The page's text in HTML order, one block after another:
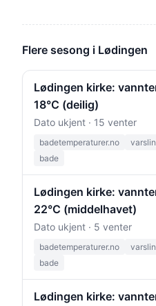
Flere sesong i Lødingen
Lødingen kirke:
18°C (deilig)
Dato ukjent · 15 venter
badetemperaturer.no
bade
Lødingen kirke:
22°C (middelhavet)
Dato ukjent · 5 venter
badetemperaturer.no
bade
Lødingen kirke: